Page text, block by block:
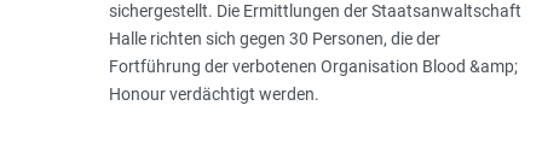
sichergestellt. Die Ermittlungen der Staatsanwaltschaft
Halle richten sich gegen 30 Personen, die der
Fortführung der verbotenen Organisation Blood &amp;
Honour verdächtigt werden.